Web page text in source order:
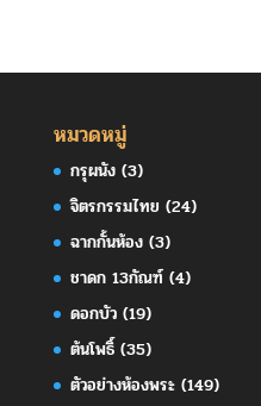
หมวดหมู่
กรุผนัง(3)
จิตรกรรมไทย (24)
ฉากกั้นห้อง(3)
ชาดก 13กัณฑ์(4)
ดอกบัว(19)
ต้นโพธิ์(35)
ตัวอย่างห้องพระ(149)